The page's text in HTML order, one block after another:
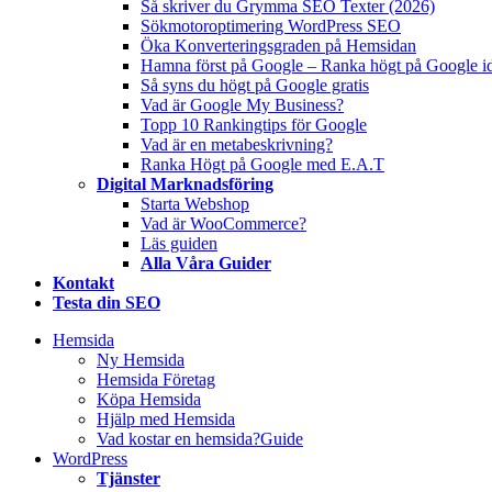
Så skriver du Grymma SEO Texter (2026)
Sökmotoroptimering WordPress SEO
Öka Konverteringsgraden på Hemsidan
Hamna först på Google – Ranka högt på Google
Så syns du högt på Google gratis
Vad är Google My Business?
Topp 10 Rankingtips för Google
Vad är en metabeskrivning?
Ranka Högt på Google med E.A.T
Digital Marknadsföring
Starta Webshop
Vad är WooCommerce?
Läs guiden
Alla Våra Guider
Kontakt
Testa din SEO
Hemsida
Ny Hemsida
Hemsida Företag
Köpa Hemsida
Hjälp med Hemsida
Vad kostar en hemsida?Guide
WordPress
Tjänster